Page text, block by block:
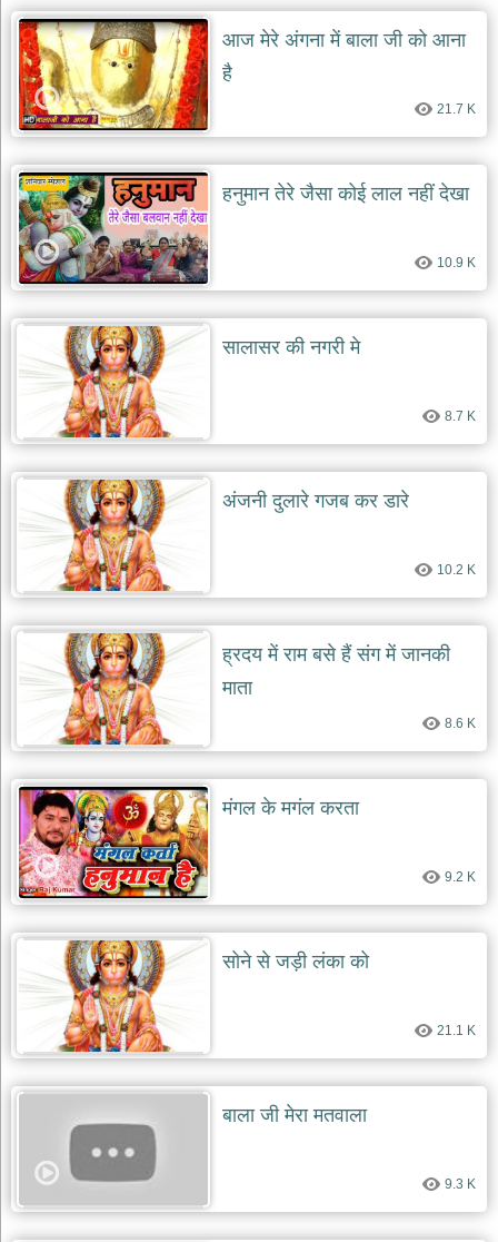
आज मेरे अंगना में बाला जी को आना
है
21.7 K
हनुमान तेरे जैसा कोई लाल नहीं देखा
10.9 K
सालासर की नगरी मे
8.7 K
अंजनी दुलारे गजब कर डारे
10.2 K
ह्रदय में राम बसे हैं संग में जानकी
माता
8.6 K
मंगल के मगंल करता
9.2 K
सोने से जड़ी लंका को
21.1 K
बाला जी मेरा मतवाला
9.3 K